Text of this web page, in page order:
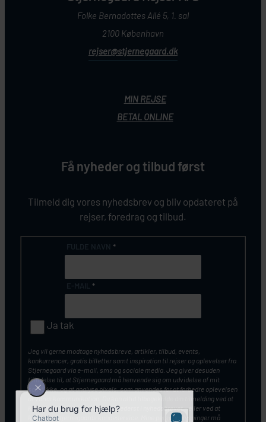
Folke Bernadottes Allé 5, 1. sal
2100 København
rejser@stjernegaard.dk
MIN REJSE
BETAL ONLINE
Få nyheder og tilbud først
Tilmeld dig vores nyhedsbrev og bliv opdateret på
rejser, foredrag og tilbud.
*
*
Ja tak
Jeg vil gerne modtage nyhedsbreve, artikler, tilbud, events,
konkurrencer, gratis billetter samt inspiration til rejser og oplevelser fra
Stjernegaard via e-mail, sms og sociale media. Jeg giver desuden
tilladelse til, at Stjernegaard må henvende sig om udvidelse af mit
samtykke, og at analyse pixels, som anvendes for at forbedre oplevelsen
af vores kommunikation. Du kan altid tilbagekalde din tilmelding ved at
klikke på ”Afmeld nyhedsbrev” nederst i nyhedsbrevet – eller ved at
kontakte Stjernegaards kundeservice. Mine personoplysninger må